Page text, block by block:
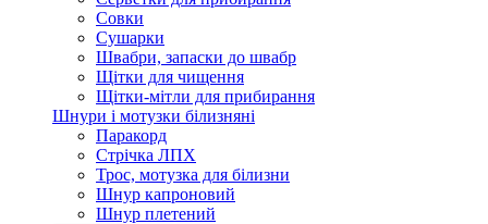
Совки
Сушарки
Швабри, запаски до швабр
Щітки для чищення
Щітки-мітли для прибирання
Шнури і мотузки білизняні
Паракорд
Стрічка ЛПХ
Трос, мотузка для білизни
Шнур капроновий
Шнур плетений